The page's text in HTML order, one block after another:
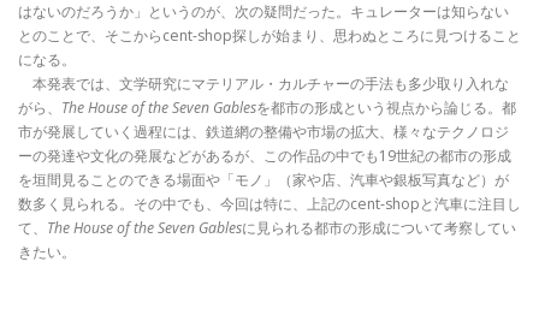
はないのだろうか」というのが、次の疑問だった。キュレーターは知らない
とのことで、そこからcent-shop探しが始まり、思わぬところに見つけること
になる。
本発表では、文学研究にマテリアル・カルチャーの手法も多少取り入れな
がら、 The House of the Seven Gablesを都市の形成という視点から論じる。都
市が発展していく過程には、鉄道網の整備や市場の拡大、様々なテクノロジ
ーの発達や文化の発展などがあるが、この作品の中でも19世紀の都市の形成
を垣間見ることのできる場面や「モノ」（家や店、汽車や銀板写真など）が
数多く見られる。その中でも、今回は特に、上記のcent-shopと汽車に注目し
て、 The House of the Seven Gablesに見られる都市の形成について考察してい
きたい。